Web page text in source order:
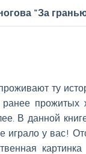
"За
ту
прожитых
В данной
у вас!
картинка